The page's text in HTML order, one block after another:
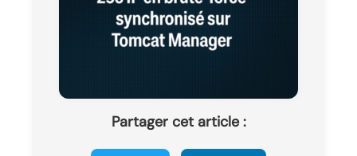
Partager cet article :